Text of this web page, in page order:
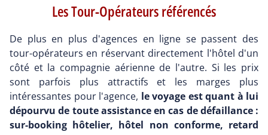
Les Tour-Opérateurs référencés
De plus en plus d'agences en ligne se passent des
tour-opérateurs en réservant directement l'hôtel d'un
côté et la compagnie aérienne de l'autre. Si les prix
sont parfois plus attractifs et les marges plus
intéressantes pour l'agence, le voyage est quant à lui
dépourvu de toute assistance en cas de défaillance :
sur-booking hôtelier, hôtel non conforme, retard